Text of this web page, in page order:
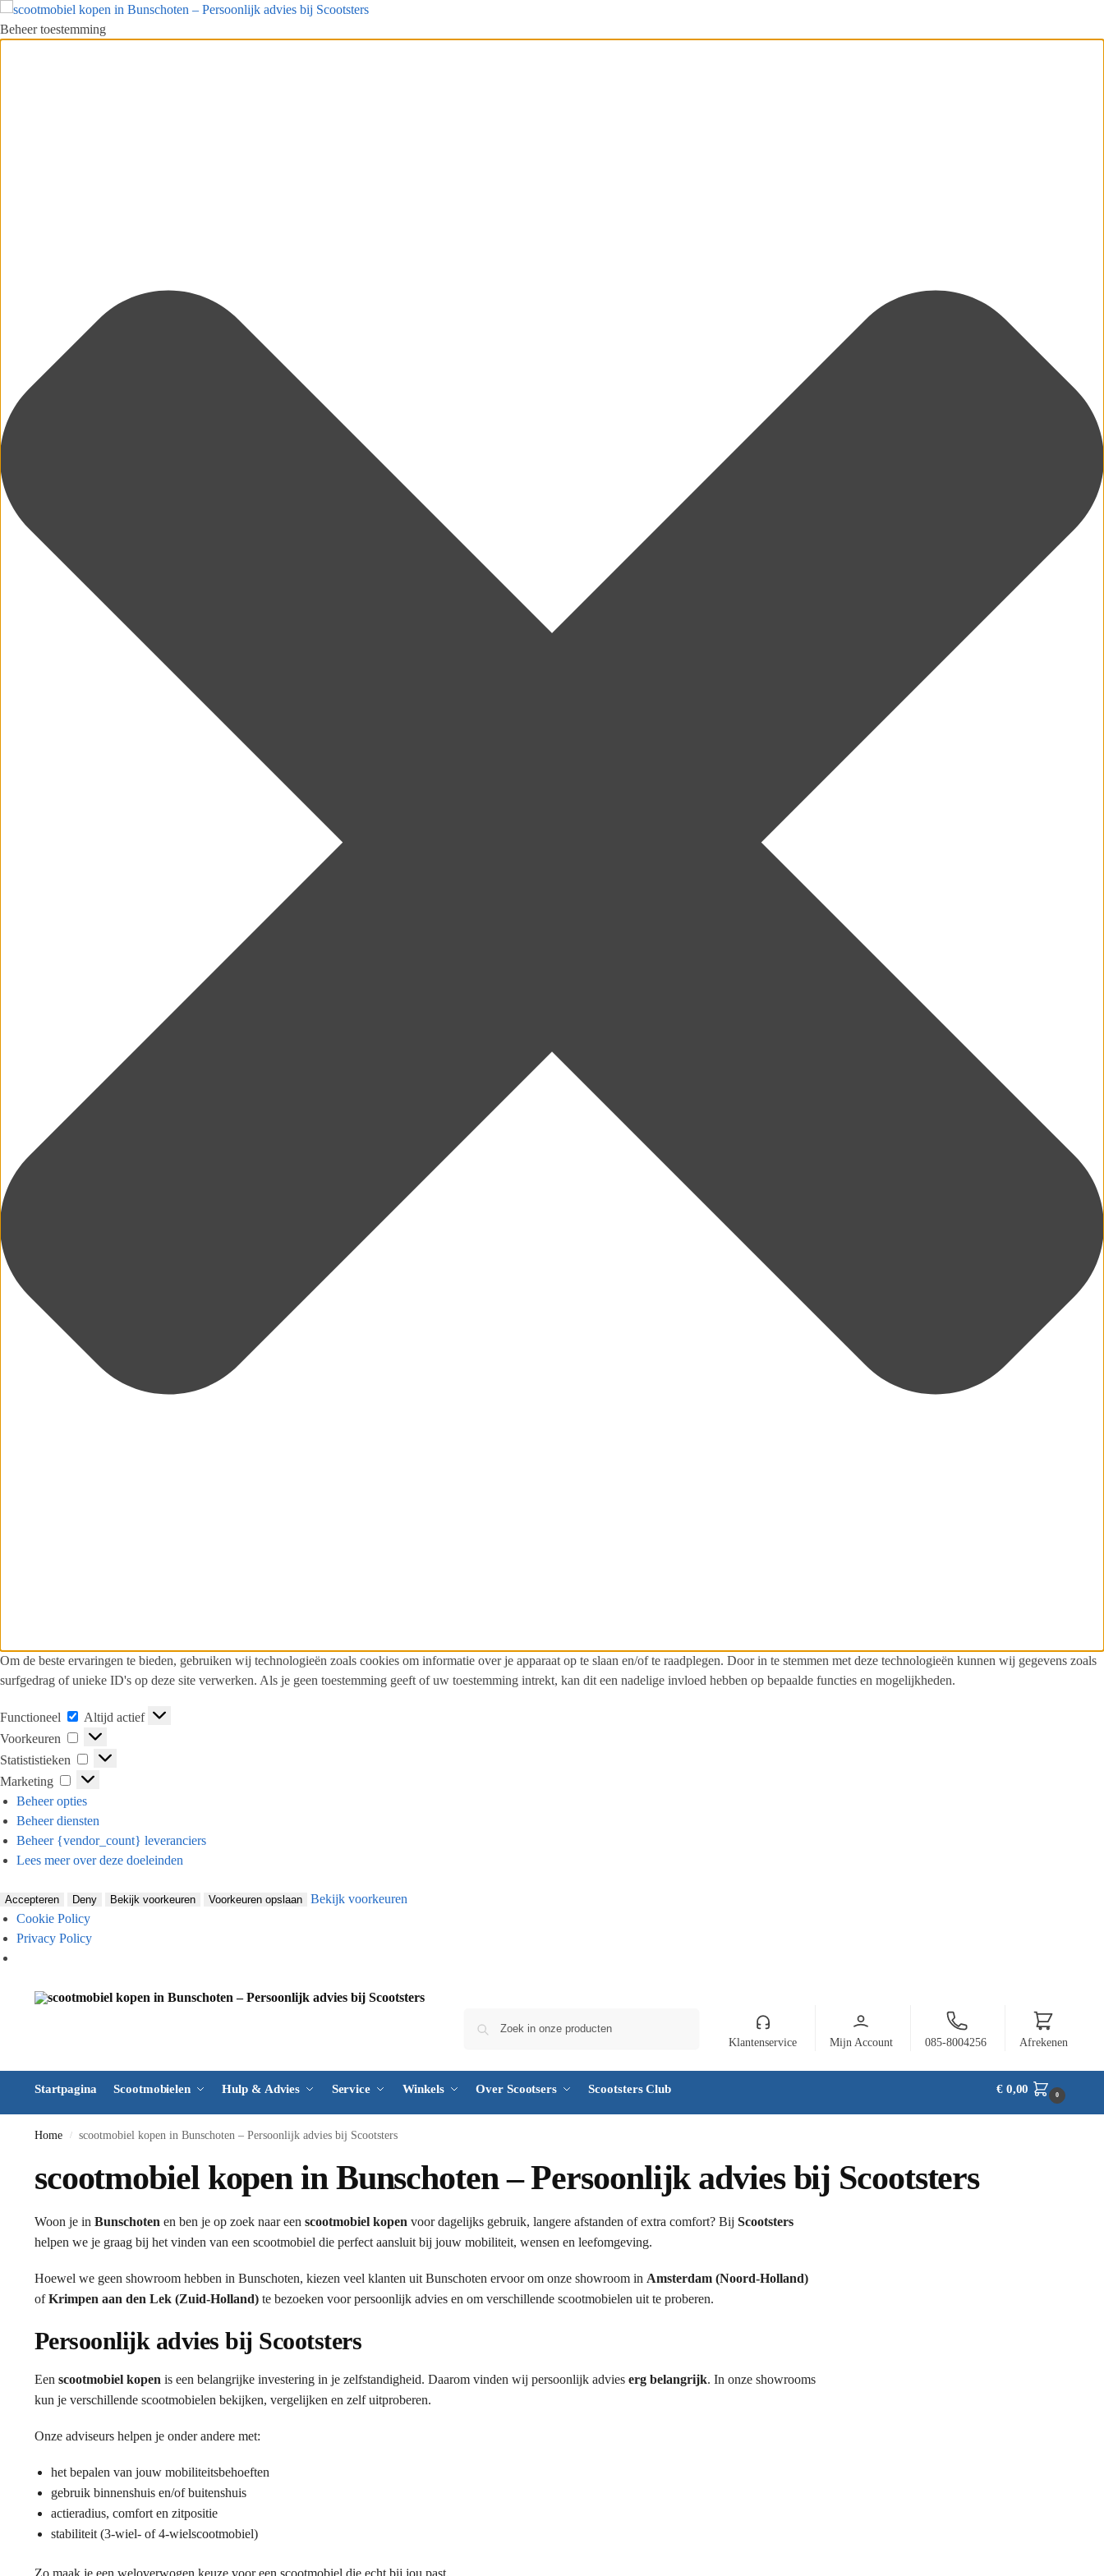
Beheer toestemming
Om de beste ervaringen te bieden, gebruiken wij technologieën zoals cookies om informatie over je apparaat op te slaan en/of te raadplegen. Door in te stemmen met deze technologieën kunnen wij gegevens zoals
surfgedrag of unieke ID's op deze site verwerken. Als je geen toestemming geeft of uw toestemming intrekt, kan dit een nadelige invloed hebben op bepaalde functies en mogelijkheden.
Functioneel
Altijd actief
Voorkeuren
Statististieken
Marketing
Beheer opties
Beheer diensten
Beheer {vendor_count} leveranciers
Lees meer over deze doeleinden
Accepteren Deny Bekijk voorkeuren Voorkeuren opslaan
Bekijk voorkeuren
Cookie Policy
Privacy Policy
Klantenservice Mijn Account 085-8004256 Afrekenen
Startpagina Scootmobielen Hulp & Advies Service Winkels Over Scootsers Scootsters Club €0,00 0
Home / scootmobiel kopen in Bunschoten – Persoonlijk advies bij Scootsters
scootmobiel kopen in Bunschoten – Persoonlijk advies bij Scootsters
Woon je in Bunschoten en ben je op zoek naar een scootmobiel kopen voor dagelijks gebruik, langere afstanden of extra comfort? Bij Scootsters
helpen we je graag bij het vinden van een scootmobiel die perfect aansluit bij jouw mobiliteit, wensen en leefomgeving.
Hoewel we geen showroom hebben in Bunschoten, kiezen veel klanten uit Bunschoten ervoor om onze showroom in Amsterdam (Noord-Holland)
ofKrimpen aan den Lek (Zuid-Holland)te bezoeken voor persoonlijk advies en om verschillende scootmobielen uit te proberen.
Persoonlijk advies bij Scootsters
Een scootmobiel kopen is een belangrijke investering in je zelfstandigheid. Daarom vinden wij persoonlijk advies erg belangrijk. In onze showrooms
kun je verschillende scootmobielen bekijken, vergelijken en zelf uitproberen.
Onze adviseurs helpen je onder andere met:
het bepalen van jouw mobiliteitsbehoeften
gebruik binnenshuis en/of buitenshuis
actieradius, comfort en zitpositie
stabiliteit (3-wiel- of 4-wielscootmobiel)
Zo maak je een weloverwogen keuze voor een scootmobiel die echt bij jou past.